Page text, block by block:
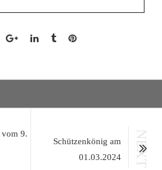
vom 9.
Schützenkönig am
01.03.2024
NEXT